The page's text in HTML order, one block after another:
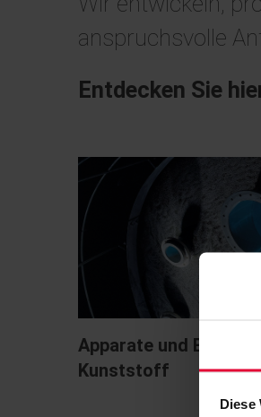
Diese
anspruchsvolle
Entdecken Sie
Apparate und
Kunststoff